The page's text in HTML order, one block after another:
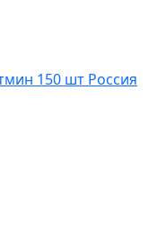
150 шт Россия